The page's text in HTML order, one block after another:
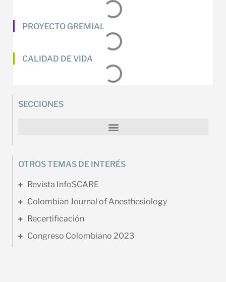
PROYECTO GREMIAL
CALIDAD DE VIDA
SECCIONES
OTROS TEMAS DE INTERÉS
Revista InfoSCARE
Colombian Journal of Anesthesiology
Recertificación
Congreso Colombiano 2023